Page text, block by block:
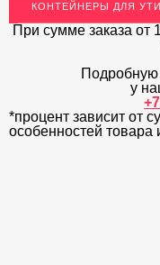
ДЕКОРАТИВНЫЙ
МЕТАЛЛИЧЕСКИЕ
РАСКЛАДКА, ПЛИНТУС
КОНТЕЙНЕРЫ ДЛЯ
При сумме заказа от
у
*процент зависит от
особенностей товара